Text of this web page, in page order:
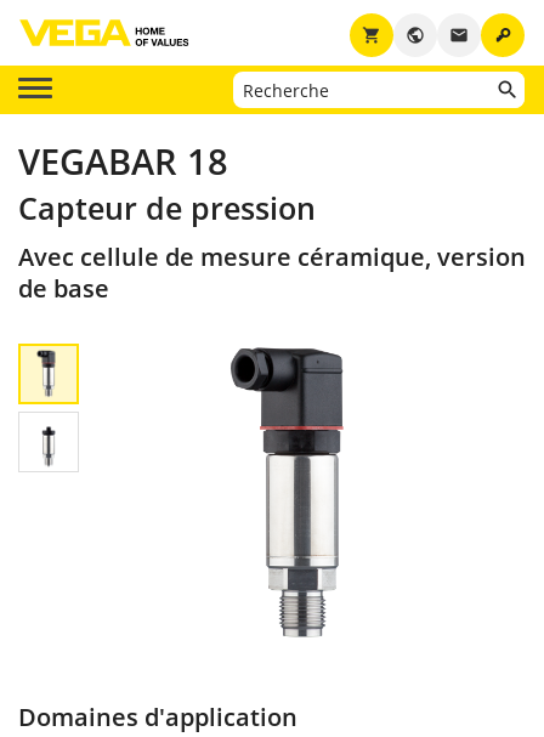
key
email
public
shopping_cart
VEGABAR 18
Capteur de pression
Avec cellule de mesure céramique, version
de base
Domaines d'application